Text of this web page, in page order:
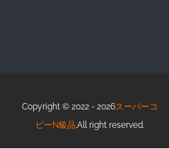
Copyright © 2022 - 2026スーパーコ
ピーN級品.All right reserved.